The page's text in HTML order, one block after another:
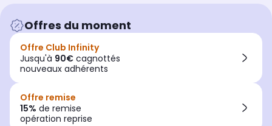
Offres du moment
Offre Club Infinity
Jusqu'à 90€ cagnottés
nouveaux adhérents
Offre remise
15% de remise
opération reprise